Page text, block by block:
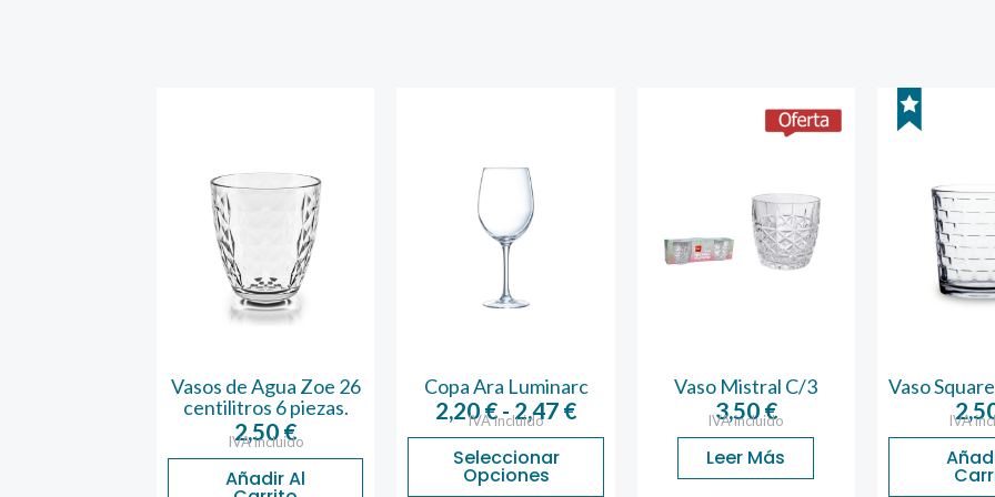
Vasos de Agua Zoe 26
centilitros 6 piezas.
2,50 €
IVA incluido
Añadir Al
Copa Ara Luminarc
2,20€ - 2,47 €Rango
de
IVA incluido
Seleccionar
Opciones
Vaso Mistral C/3
3,50€
IVA incluido
Leer Más
Vaso
IVA